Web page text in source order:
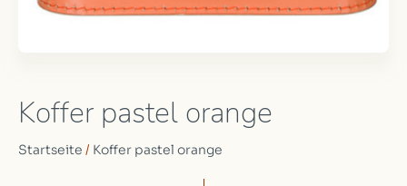
Koffer pastel orange
Startseite / Koffer pastel orange